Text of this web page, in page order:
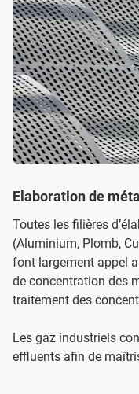
Elaboration de
Toutes les filières
(Aluminium, Plomb,
font largement appel
de concentration des
traitement des
Les gaz industriels
effluents afin de